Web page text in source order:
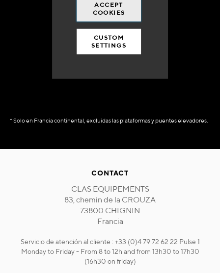
ACCEPT
COOKIES
CUSTOM
SETTINGS
* Solo en Francia continental, excluidas las plataformas y puentes elevadores.
CONTACT
CLAS EQUIPEMENTS
83, chemin de la CROUZA
73800 CHIGNIN
Francia
Servicio de atención al cliente : +33 (0)4 79 72 62 22 Pulse 1
Monday to Friday - From 8 to 12h and from 13h30 to 17h30
(16h30 on friday)